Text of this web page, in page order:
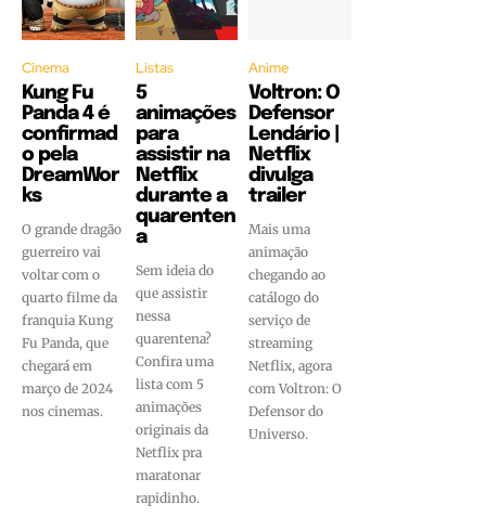
Cinema
Kung Fu
Panda 4 é
confirmad
o pela
DreamWor
ks
O grande dragão
guerreiro vai
voltar com o
quarto filme da
franquia Kung
Fu Panda, que
chegará em
março de 2024
nos cinemas.
Listas
5
animações
para
assistir na
Netflix
durante a
quarenten
a
Sem ideia do
que assistir
nessa
quarentena?
Confira uma
lista com 5
animações
originais da
Netflix pra
maratonar
rapidinho.
Anime
Voltron: O
Defensor
Lendário |
Netflix
divulga
trailer
Mais uma
animação
chegando ao
catálogo do
serviço de
streaming
Netflix, agora
com Voltron: O
Defensor do
Universo.